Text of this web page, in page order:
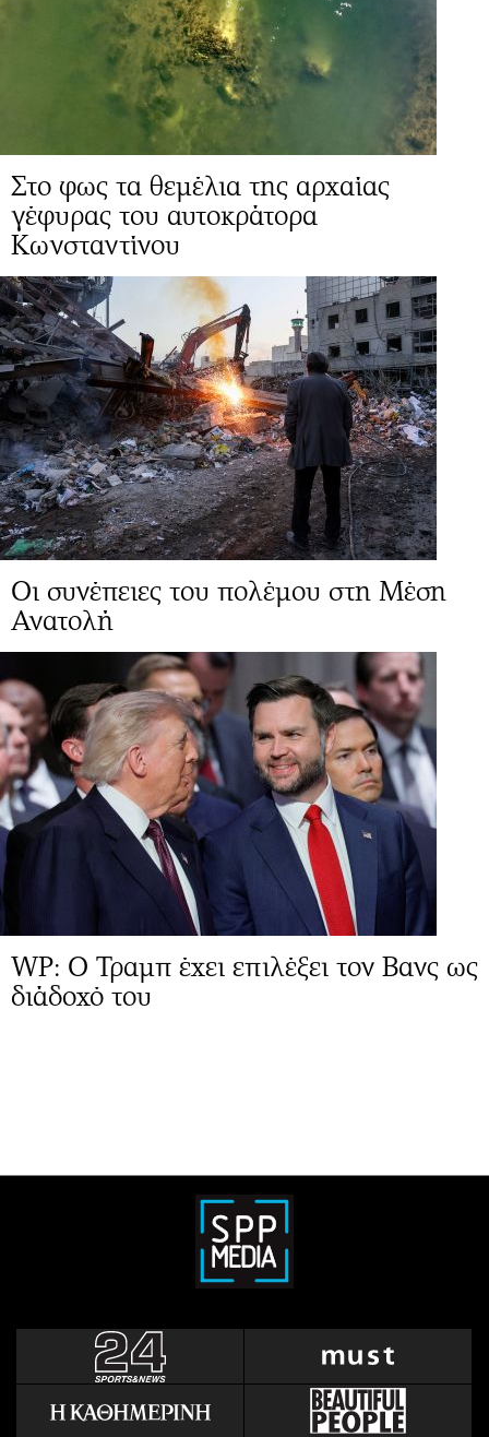
Στο φως τα θεμέλια της αρχαίας
γέφυρας του αυτοκράτορα
Κωνσταντίνου
Οι συνέπειες του πολέμου στη Μέση
Ανατολή
WP: Ο Τραμπ έχει επιλέξει τον Βανς ως
διάδοχό του